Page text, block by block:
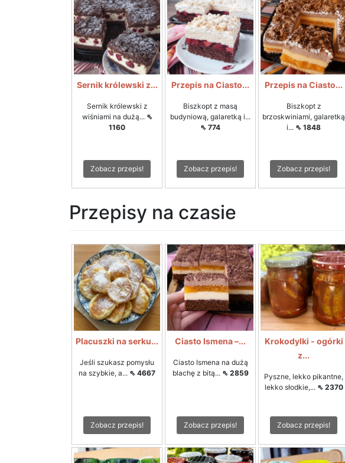
Sernik królewski z...
Sernik królewski z
wiśniami na dużą... ⇖
1160
Zobacz przepis!
Przepis na Ciasto...
Biszkopt z masą
budyniową, galaretką i...
⇖ 774
Zobacz przepis!
Przepis na Ciasto...
Biszkopt z
brzoskwiniami, galaretką
i... ⇖ 1848
Zobacz przepis!
Przepisy na czasie
Placuszki na serku...
Jeśli szukasz pomysłu
na szybkie, a... ⇖ 4667
Zobacz przepis!
Ciasto Ismena –...
Ciasto Ismena na dużą
blachę z bitą... ⇖ 2859
Zobacz przepis!
Krokodylki - ogórki
z...
Pyszne, lekko pikantne,
lekko słodkie,... ⇖ 2370
Zobacz przepis!